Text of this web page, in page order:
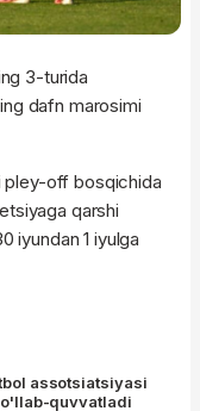
3-turida
dafn marosimi
pley-off bosqichida
qarshi
iyundan 1 iyulga
assotsiatsiyasi
quvvatladi